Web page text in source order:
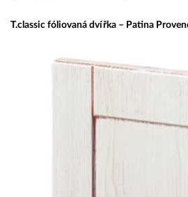
T.classic fóliovaná dvířka – Patina